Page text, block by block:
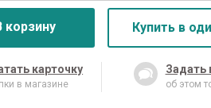
корзину Купить в
карточку
в магазине
Задать
об этом